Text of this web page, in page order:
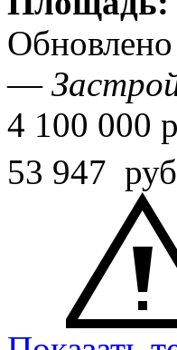
—
4 100 000
53 947